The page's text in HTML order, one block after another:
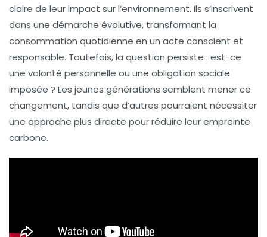
claire de leur impact sur l’environnement. Ils s’inscrivent
dans une démarche évolutive, transformant la
consommation quotidienne en un acte conscient et
responsable. Toutefois, la question persiste : est-ce
une volonté personnelle ou une obligation sociale
imposée ? Les jeunes générations semblent mener ce
changement, tandis que d’autres pourraient nécessiter
une approche plus directe pour réduire leur empreinte
carbone.